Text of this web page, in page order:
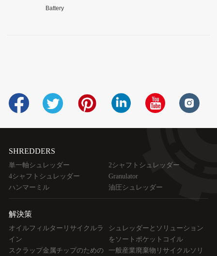
Battery
SHREDDERS
単一軸シュレッダー
2シャフトシュレッダー
4シャフトシュレッダー
Granulator
ハンマーミル
油圧シュレッダー
解決策
オイルフィルターリサイクルラ
イン
シュレッダーとソリューション
をソートポケットコイル
スクラップ金属チップのための
一般産業廃棄物リサイクルソリ